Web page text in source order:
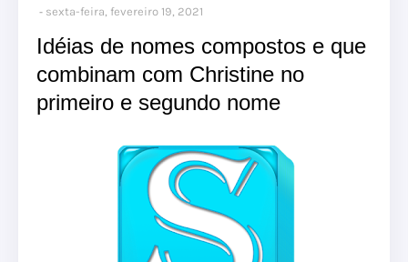
sexta-feira, fevereiro 19, 2021
Idéias de nomes compostos e que
combinam com Christine no
primeiro e segundo nome